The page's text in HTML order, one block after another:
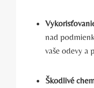
nad
vaše odevy a
Škodlivé